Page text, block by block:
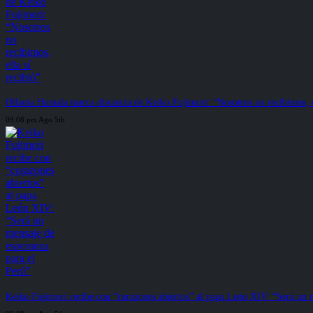
Ollanta Humala marca distancia de Keiko Fujimori: “Nosotros no recibimos,
09:08 pm Ago 5th
Keiko Fujimori recibe con “corazones abiertos” al papa León XIV: “Será un